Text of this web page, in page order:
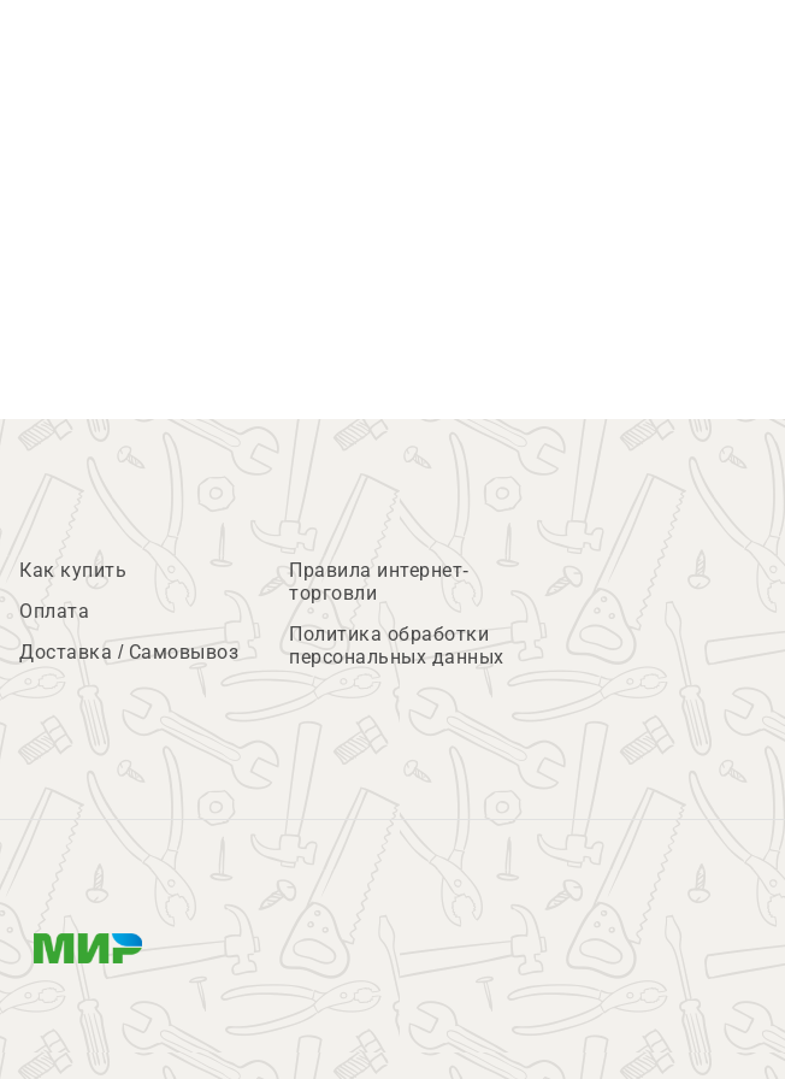
Как купить
Оплата
Доставка / Самовывоз
Правила интернет-
торговли
Политика обработки
персональных данных